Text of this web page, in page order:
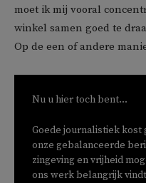
moet ik mij vooral
winkel samen goed te
Op de een of andere
Nu u hier toch bent...
Goede journalistiek kost
onze gebalanceerde
zingeving en vrijheid
ons werk belangrijk